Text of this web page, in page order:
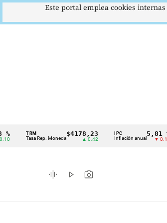
Cintillo
indicadores
económicos
TRM
Tasa Rep. Moneda
$4178,23
▲ 0.42
IPC
Inflación anual
5,81 %
▼ 0.12
graphic_eq play_arrow photo_camera
Este portal emplea cookies